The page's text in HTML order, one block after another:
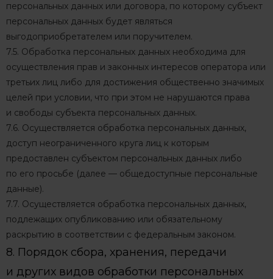
персональных данных или договора, по которому субъект
персональных данных будет являться
выгодоприобретателем или поручителем.
7.5. Обработка персональных данных необходима для
осуществления прав и законных интересов оператора или
третьих лиц либо для достижения общественно значимых
целей при условии, что при этом не нарушаются права
и свободы субъекта персональных данных.
7.6. Осуществляется обработка персональных данных,
доступ неограниченного круга лиц к которым
предоставлен субъектом персональных данных либо
по его просьбе (далее — общедоступные персональные
данные).
7.7. Осуществляется обработка персональных данных,
подлежащих опубликованию или обязательному
раскрытию в соответствии с федеральным законом.
8. Порядок сбора, хранения, передачи
и других видов обработки персональных